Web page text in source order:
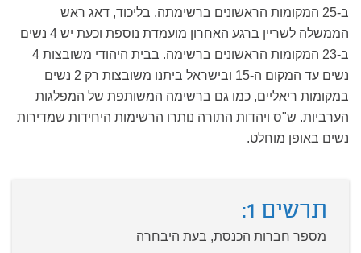
ב-25 המקומות הראשונים ברשימתה. בליכוד, דאג ראש
הממשלה לשריין ברגע האחרון מועמדת נוספת וכעת יש 4 נשים
ב-23 המקומות הראשונים ברשימה. בבית היהודי משובצות 4
נשים עד המקום ה-15 ובישראל ביתנו משובצות רק 2 נשים
במקומות ריאליים, כמו גם ברשימה המשותפת של המפלגות
הערביות. ש"ס ויהדות התורה נותרו הרשימות היחידות שמדירות
נשים באופן מוחלט.
תרשים 1:
מספר חברות הכנסת, בעת היבחרה